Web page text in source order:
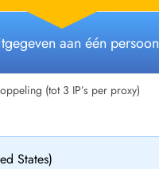
aan één persoon
(tot 3 IP’s per proxy)
States)